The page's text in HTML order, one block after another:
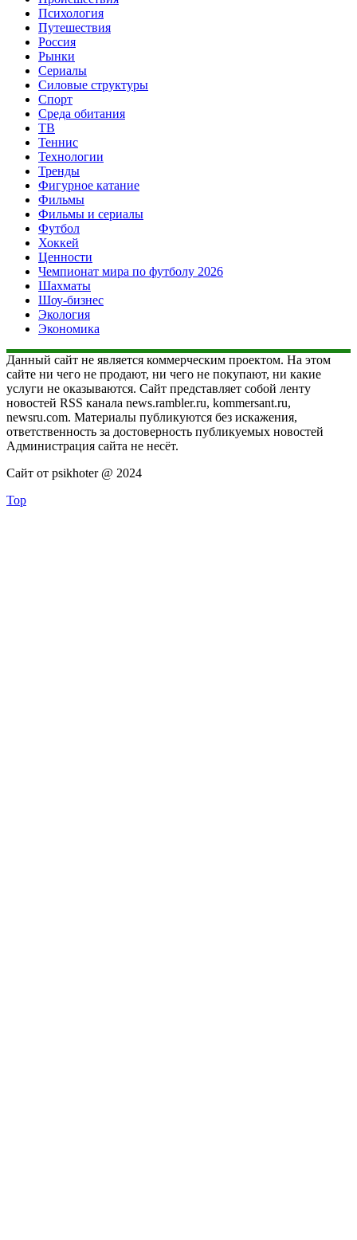
Психология
Путешествия
Россия
Рынки
Сериалы
Силовые структуры
Спорт
Среда обитания
ТВ
Теннис
Технологии
Тренды
Фигурное катание
Фильмы
Фильмы и сериалы
Футбол
Хоккей
Ценности
Чемпионат мира по футболу 2026
Шахматы
Шоу-бизнес
Экология
Экономика
Данный сайт не является коммерческим проектом. На этом
сайте ни чего не продают, ни чего не покупают, ни какие
услуги не оказываются. Сайт представляет собой ленту
новостей RSS канала news.rambler.ru, kommersant.ru,
newsru.com. Материалы публикуются без искажения,
ответственность за достоверность публикуемых новостей
Администрация сайта не несёт.
Сайт от psikhoter @ 2024
Top